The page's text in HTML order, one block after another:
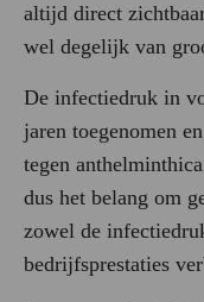
altijd direct
wel degelijk van
De infectiedruk in
jaren toegenomen
tegen
dus het belang om
zowel de
bedrijfsprestaties